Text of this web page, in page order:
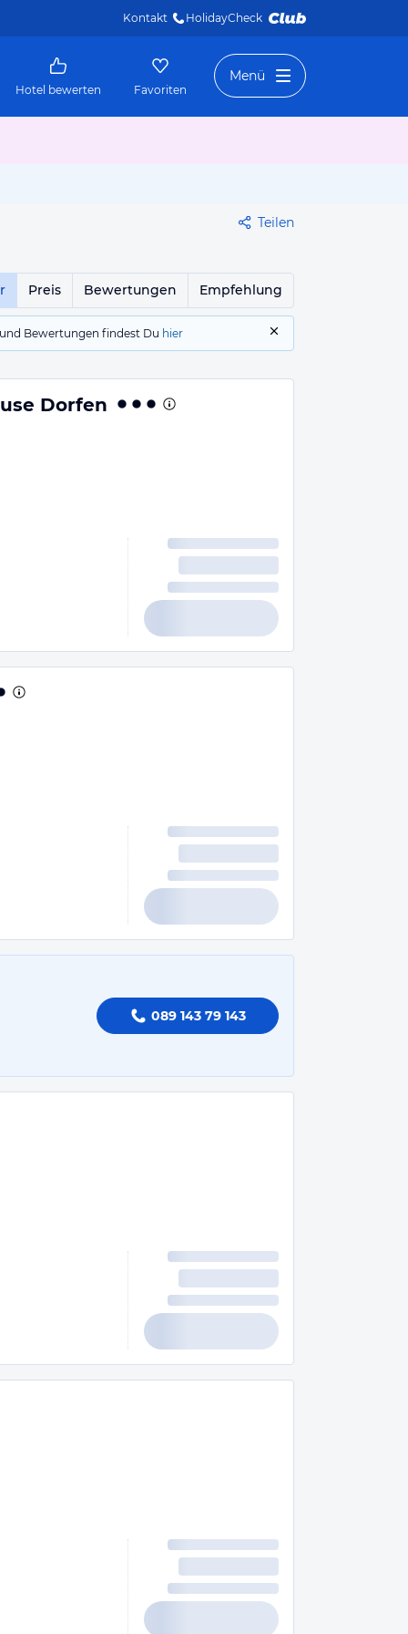
Kontakt HolidayCheck
Hotel bewerten Favoriten
Menü
Teilen
Preis Bewertungen Empfehlung
Bewertungen findest Du hier
Dorfen
089 143 79 143